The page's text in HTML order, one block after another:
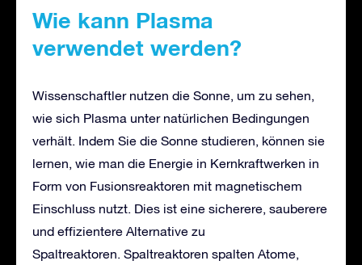
Wie kann Plasma
verwendet werden?
Wissenschaftler nutzen die Sonne, um zu sehen,
wie sich Plasma unter natürlichen Bedingungen
verhält. Indem Sie die Sonne studieren, können sie
lernen, wie man die Energie in Kernkraftwerken in
Form von Fusionsreaktoren mit magnetischem
Einschluss nutzt. Dies ist eine sicherere, sauberere
und effizientere Alternative zu
Spaltreaktoren. Spaltreaktoren spalten Atome,